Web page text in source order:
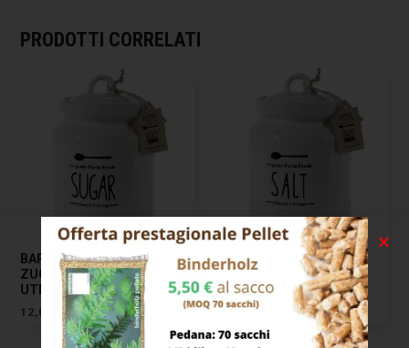
PRODOTTI CORRELATI
BARATTOLO CERAMICA
ZUCCHERO CM 12 H 17
UTILISSIMI
12,00
BARATTOLO CERAMICA
SALE CM 12 H 17
UTILISSIMI
12,00€